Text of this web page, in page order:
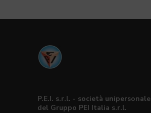
P.E.I. s.r.l. - società unipersonale
del Gruppo PEI Italia s.r.l.